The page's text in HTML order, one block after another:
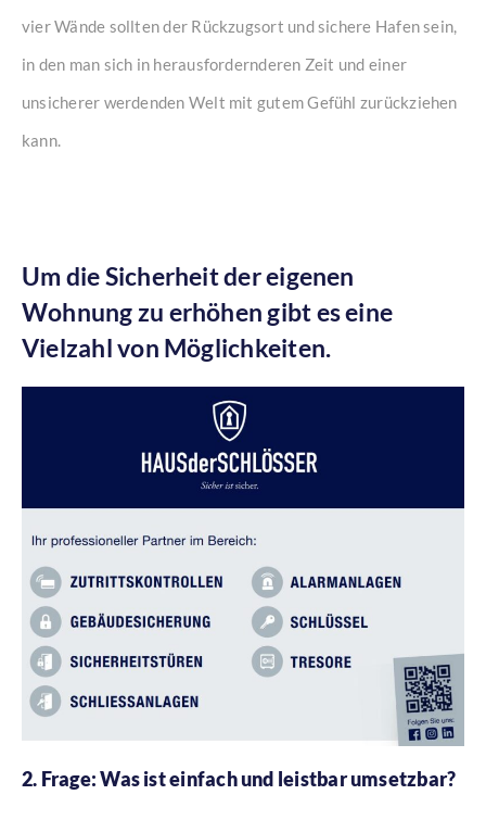
vier Wände sollten der Rückzugsort und sichere Hafen sein,
in den man sich in herausfordernderen Zeit und einer
unsicherer werdenden Welt mit gutem Gefühl zurückziehen
kann.
Um die Sicherheit der eigenen
Wohnung zu erhöhen gibt es eine
Vielzahl von Möglichkeiten.
2. Frage: Was ist einfach und leistbar umsetzbar?